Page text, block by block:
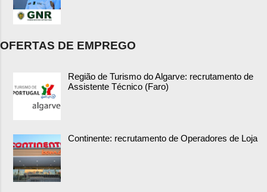
OFERTAS DE EMPREGO
Região de Turismo do Algarve: recrutamento de
Assistente Técnico (Faro)
Continente: recrutamento de Operadores de Loja